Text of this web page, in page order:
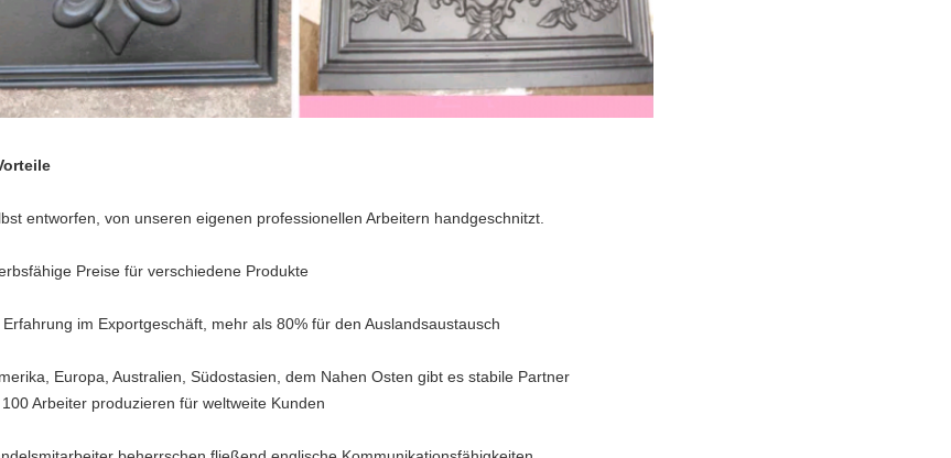
entworfen, von unseren eigenen professionellen Arbeitern handgeschnitzt.
Preise für verschiedene Produkte
im Exportgeschäft, mehr als 80% für den Auslandsaustausch
Europa, Australien, Südostasien, dem Nahen Osten gibt es stabile Partner
Arbeiter produzieren für weltweite Kunden